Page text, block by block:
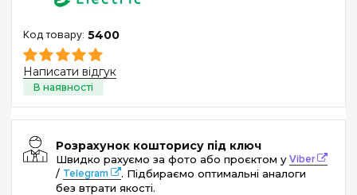
5400
Написати відгук
Розрахунок кошторису під ключ
Швидко рахуємо за фото або проєктом уViber
/ Telegram
. Підбираємо оптимальні аналоги
без втрати якості.